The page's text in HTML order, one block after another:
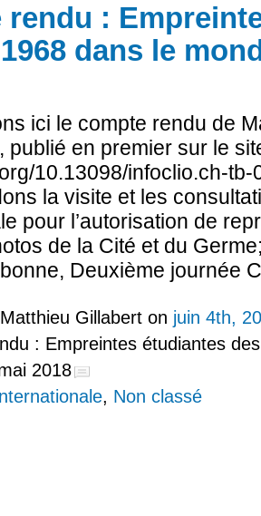
rendu :
dans le
ici le compte rendu de
publié en premier sur le
10.13098/infoclio.ch-
la visite et les
pour l’autorisation de
de la Cité et du
Deuxième journée
Gillabert on juin 4th,
: Empreintes étudiantes
2018
, Non classé